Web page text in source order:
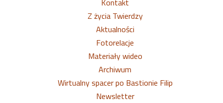
Kontakt
Z życia Twierdzy
Aktualności
Fotorelacje
Materiały wideo
Archiwum
Wirtualny spacer po Bastionie Filip
Newsletter